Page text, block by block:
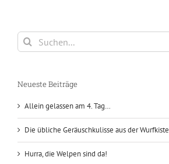
Suche
nach:
Neueste Beiträge
Allein gelassen am 4. Tag…
Die übliche Geräuschkulisse aus der Wurfkiste
Hurra, die Welpen sind da!